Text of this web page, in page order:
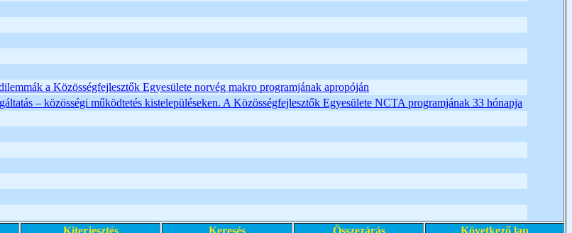
a Közösségfejlesztők Egyesülete norvég makro programjának apropóján
– közösségi működtetés kistelepüléseken. A Közösségfejlesztők Egyesülete NCTA programjának 33 hónapja
Kiterjesztés Keresés Összezárás Következő lap